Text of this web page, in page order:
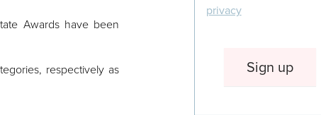
privacy
Awards have been
respectively as